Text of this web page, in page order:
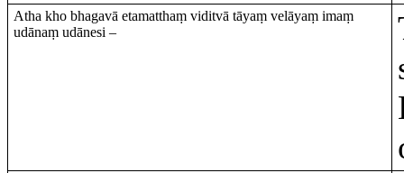
Atha kho bhagavā etamatthaṃ viditvā tāyaṃ velāyaṃ imaṃ
udānaṃ udānesi –